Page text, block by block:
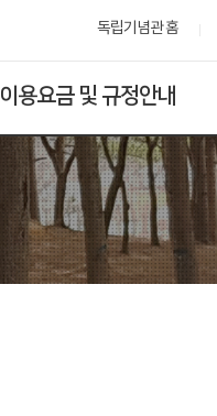
독립기념관 홈
이용요금 및 규정안내